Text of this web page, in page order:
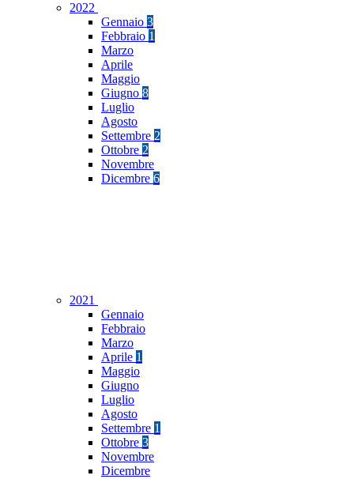
2022
Gennaio 3
Febbraio 1
Marzo
Aprile
Maggio
Giugno 8
Luglio
Agosto
Settembre 2
Ottobre 2
Novembre
Dicembre 6
2021
Gennaio
Febbraio
Marzo
Aprile 1
Maggio
Giugno
Luglio
Agosto
Settembre 1
Ottobre 3
Novembre
Dicembre